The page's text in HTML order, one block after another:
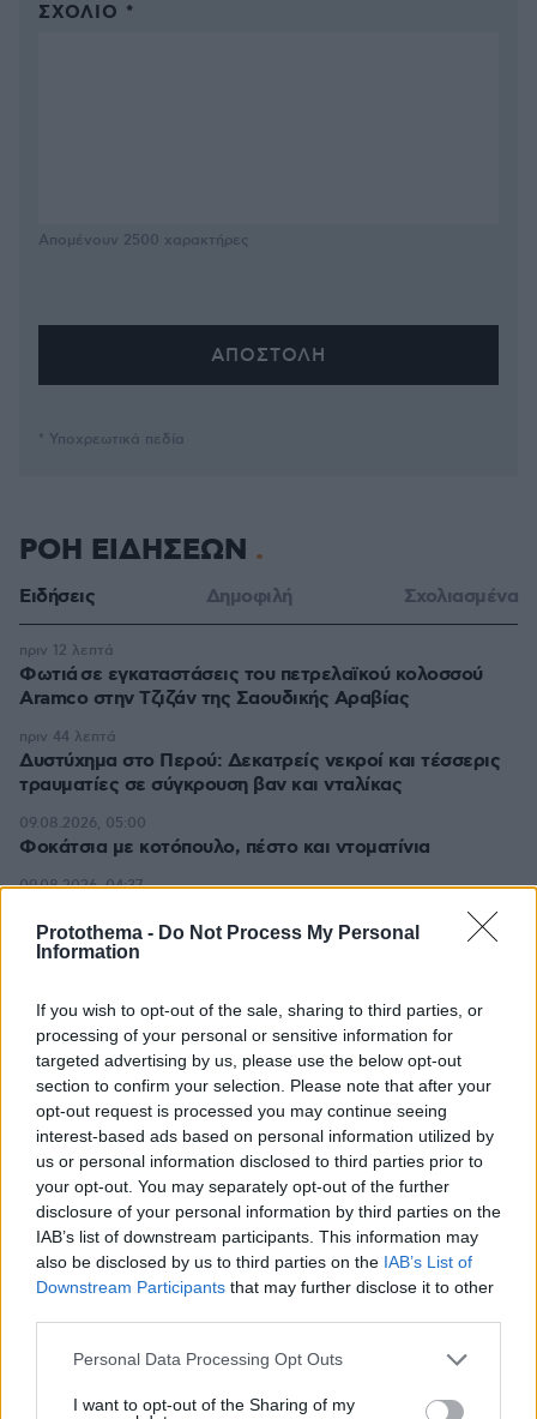
Protothema - Do Not Process My Personal
Information
If you wish to opt-out of the sale, sharing to third parties, or
processing of your personal or sensitive information for
targeted advertising by us, please use the below opt-out
section to confirm your selection. Please note that after your
opt-out request is processed you may continue seeing
interest-based ads based on personal information utilized by
us or personal information disclosed to third parties prior to
your opt-out. You may separately opt-out of the further
disclosure of your personal information by third parties on the
IAB’s list of downstream participants. This information may
also be disclosed by us to third parties on the IAB’s List of
Downstream Participants that may further disclose it to other
Please note that this website/app uses one or more Google
not limited to your visit or usage behaviour. You may click to
Personal Data Processing Opt Outs
I want to opt-out of the Sharing of my
ΣΧΌΛΙΟ *
Απομένουν 2500 χαρακτήρες
* Υποχρεωτικά πεδία
ΡΟΗ ΕΙΔΗΣΕΩΝ
Ειδήσεις Δημοφιλή Σχολιασμένα
Φωτιά σε εγκαταστάσεις του πετρελαϊκού κολοσσού
Aramco στην Τζιζάν της Σαουδικής Αραβίας
πριν 12 λεπτά
Δυστύχημα στο Περού: Δεκατρείς νεκροί και τέσσερις
τραυματίες σε σύγκρουση βαν και νταλίκας
πριν 44 λεπτά
Φοκάτσια με κοτόπουλο, πέστο και ντοματίνια
09.08.2026, 05:00
κατόχους ηλεκτρικών πατινιών: Κράνος και γιλέκο,
διαφορετικά τσουχτερά πρόστιμα
09.08.2026, 04:37
Μαζικός γάμος 1.500 ζευγαριών στη Νιγηρία
Τουλάχιστον τρεις νεκροί και πολλοί τραυματίες
εξαιτίας ρωσικών πληγμάτων στην Ουκρανία
09.08.2026, 03:05
Συναγερμός στην Έδεσσα για την εξαφάνιση 31χρονου
09.08.2026, 02:46
«Δώρο» 1 δισ. δολαρίων στη Κολομβία από τις ΗΠΑ
μετά την ορκωμοσία του νέου τραμπικού προέδρου
09.08.2026, 02:08
Τουλάχιστον 22 νεκροί κατά τη σύγκρουση δύο
09.08.2026, 01:31
7 ηπειρώτικες πίτες: Φτιάχνουμε πλασίντα, κοθρόπιτα,